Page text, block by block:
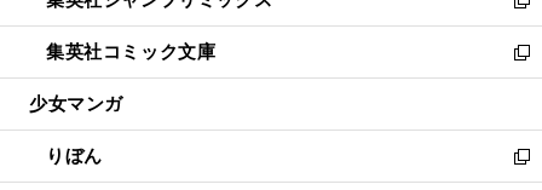
開
く
ウ
で
開
ン
ド
ウ
開
く
ウ
ィ
ン
ウ
で
開
新
し
い
ウ
ン
ド
ウ
集英社コミック文庫
新
し
ウ
ィ
ン
少女マンガ
りぼん
新